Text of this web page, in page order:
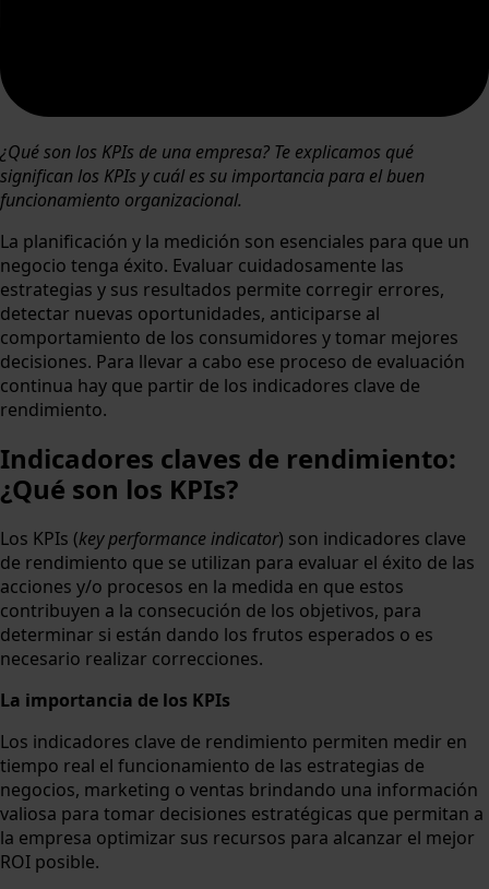
¿Qué son los KPIs de una empresa? Te explicamos qué
significan los KPIs y cuál es su importancia para el buen
funcionamiento organizacional.
La planificación y la medición son esenciales para que un
negocio tenga éxito. Evaluar cuidadosamente las
estrategias y sus resultados permite corregir errores,
detectar nuevas oportunidades, anticiparse al
comportamiento de los consumidores y tomar mejores
decisiones. Para llevar a cabo ese proceso de evaluación
continua hay que partir de los indicadores clave de
rendimiento.
Indicadores claves de rendimiento:
¿Qué son los KPIs?
Los KPIs (key performance indicator) son indicadores clave
de rendimiento que se utilizan para evaluar el éxito de las
acciones y/o procesos en la medida en que estos
contribuyen a la consecución de los objetivos, para
determinar si están dando los frutos esperados o es
necesario realizar correcciones.
La importancia de los KPIs
Los indicadores clave de rendimiento permiten medir en
tiempo real el funcionamiento de las estrategias de
negocios, marketing o ventas brindando una información
valiosa para tomar decisiones estratégicas que permitan a
la empresa optimizar sus recursos para alcanzar el mejor
ROI posible.